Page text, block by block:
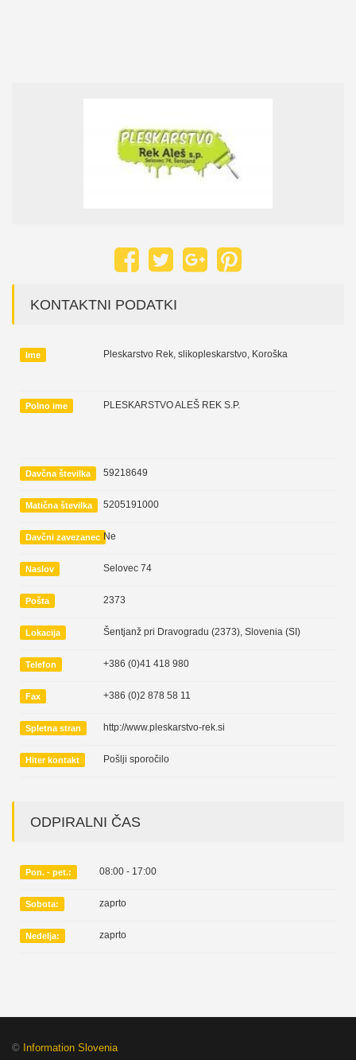
KONTAKTNI PODATKI
Ime Pleskarstvo Rek, slikopleskarstvo, Koroška
Polno ime PLESKARSTVO ALEŠ REK S.P.
Davčna številka 59218649
Matična številka 5205191000
Davčni zavezanec Ne
Naslov Selovec 74
Pošta 2373
Lokacija Šentjanž pri Dravogradu (2373), Slovenia (SI)
Telefon +386 (0)41 418 980
Fax +386 (0)2 878 58 11
Spletna stran http://www.pleskarstvo-rek.si
Hiter kontakt Pošlji sporočilo
ODPIRALNI ČAS
Pon. - pet.: 08:00 - 17:00
Sobota: zaprto
Nedelja: zaprto
© Information Slovenia